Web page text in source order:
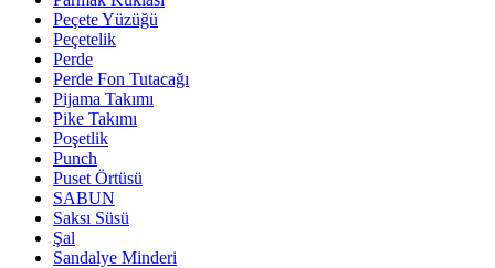
Peçete Yüzüğü
Peçetelik
Perde
Perde Fon Tutacağı
Pijama Takımı
Pike Takımı
Poşetlik
Punch
Puset Örtüsü
SABUN
Saksı Süsü
Şal
Sandalye Minderi